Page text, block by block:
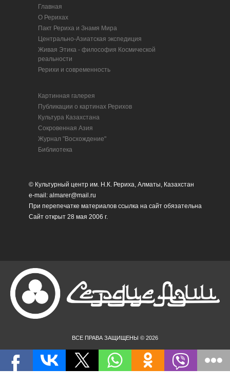
Главная
О Рерихах
Пакт Рериха и Знамя Мира
Центрально-Азиатская экспедиция
Живая Этика - философия Космической
реальности
Рерихи и современность
Картинная галерея
Публикации о картинах Рерихов
Культура Казахстана
Сокровенная Азия
Журнал "Восхождение"
Библиотека
© Культурный центр им. Н.К. Рериха, Алматы, Казахстан
e-mail: almarer@mail.ru
При перепечатке материалов ссылка на сайт обязательна
Сайт открыт 28 мая 2006 г.
ВСЕ ПРАВА ЗАЩИЩЕНЫ © 2026